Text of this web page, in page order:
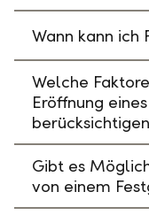
Wann kann ich
Welche
Eröffnung
Gibt es
von einem